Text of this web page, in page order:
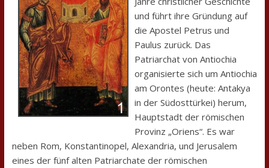
und führt ihre Gründung auf
die Apostel Petrus und
Paulus zurück. Das
Patriarchat von Antiochia
organisierte sich um Antiochia
am Orontes (heute: Antakya
in der Südosttürkei) herum,
Hauptstadt der römischen
Provinz „Oriens“. Es war
neben Rom, Konstantinopel, Alexandria, und Jerusalem
eines der fünf alten Patriarchate der römischen